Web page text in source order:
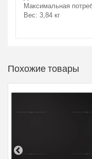
Максимальная
Вес: 3,84 кг
Похожие товары